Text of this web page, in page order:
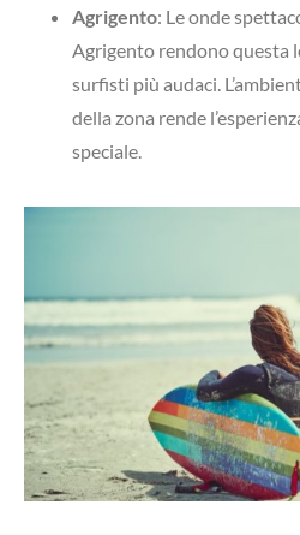
Agrigento: Le onde
Agrigento rendono questa
surfisti più audaci.
della zona rende
speciale.